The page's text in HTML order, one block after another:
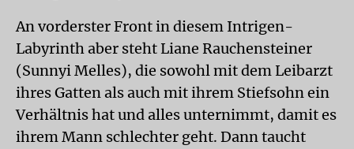
An vorderster Front in diesem Intrigen-
Labyrinth aber steht Liane Rauchensteiner
(Sunnyi Melles), die sowohl mit dem Leibarzt
ihres Gatten als auch mit ihrem Stiefsohn ein
Verhältnis hat und alles unternimmt, damit es
ihrem Mann schlechter geht. Dann taucht